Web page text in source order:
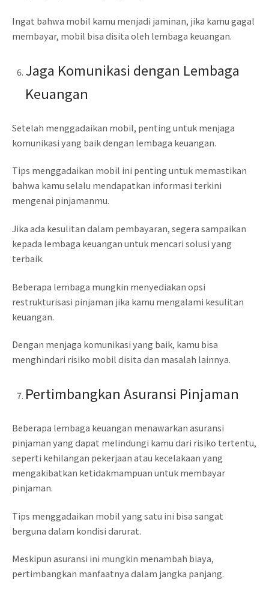
Ingat bahwa mobil kamu menjadi jaminan, jika kamu gagal
membayar, mobil bisa disita oleh lembaga keuangan.
Jaga Komunikasi dengan Lembaga
Keuangan
Setelah menggadaikan mobil, penting untuk menjaga
komunikasi yang baik dengan lembaga keuangan.
Tips menggadaikan mobil ini penting untuk memastikan
bahwa kamu selalu mendapatkan informasi terkini
mengenai pinjamanmu.
Jika ada kesulitan dalam pembayaran, segera sampaikan
kepada lembaga keuangan untuk mencari solusi yang
terbaik.
Beberapa lembaga mungkin menyediakan opsi
restrukturisasi pinjaman jika kamu mengalami kesulitan
keuangan.
Dengan menjaga komunikasi yang baik, kamu bisa
menghindari risiko mobil disita dan masalah lainnya.
Pertimbangkan Asuransi Pinjaman
Beberapa lembaga keuangan menawarkan asuransi
pinjaman yang dapat melindungi kamu dari risiko tertentu,
seperti kehilangan pekerjaan atau kecelakaan yang
mengakibatkan ketidakmampuan untuk membayar
pinjaman.
Tips menggadaikan mobil yang satu ini bisa sangat
berguna dalam kondisi darurat.
Meskipun asuransi ini mungkin menambah biaya,
pertimbangkan manfaatnya dalam jangka panjang.